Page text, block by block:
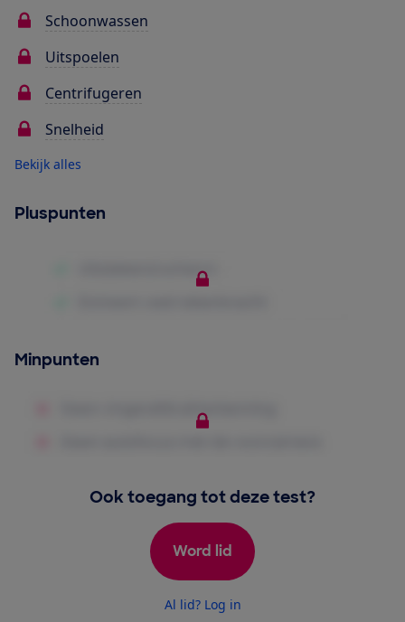
Schoonwassen
Uitspoelen
Centrifugeren
Snelheid
Bekijk alles
Pluspunten
Minpunten
Ook toegang tot deze test?
Word lid
Al lid? Log in